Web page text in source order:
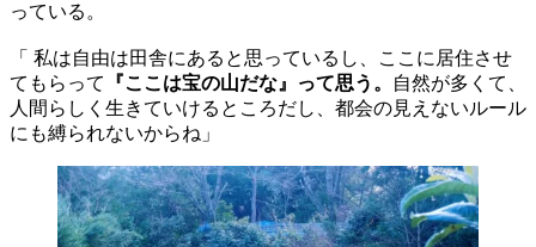
っている。
「 私は自由は田舎にあると思っているし、ここに居住させ
てもらって
『ここは宝の山だな』って思う。
自然が多くて、
人間らしく生きていけるところだし、都会の見えないルール
にも縛られないからね」